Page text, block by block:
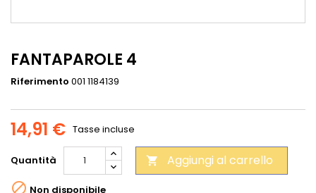
FANTAPAROLE 4
Riferimento 001 1184139
14,91 € Tasse incluse
Quantità  Aggiungi al carrello
 Non disponibile